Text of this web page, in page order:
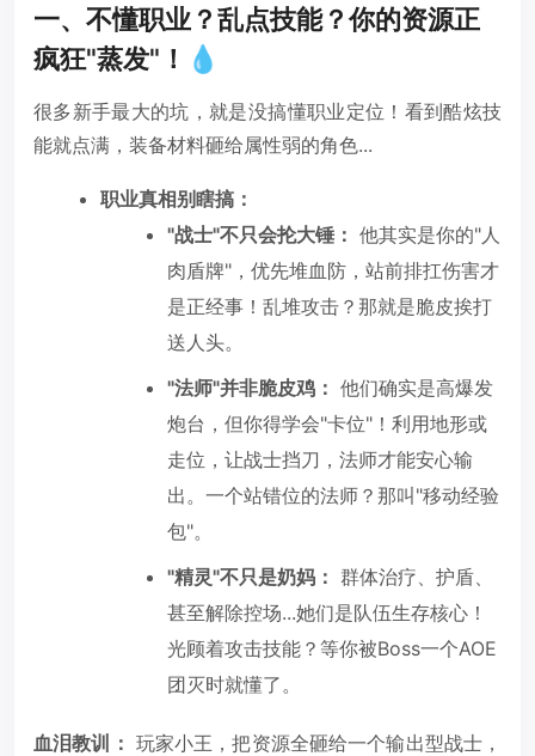
一、不懂职业？乱点技能？你的资源正
疯狂"蒸发"！💧
很多新手最大的坑，就是没搞懂职业定位！看到酷炫技
能就点满，装备材料砸给属性弱的角色...
职业真相别瞎搞：
"战士"不只会抡大锤： 他其实是你的"人
肉盾牌"，优先堆血防，站前排扛伤害才
是正经事！乱堆攻击？那就是脆皮挨打
送人头。
"法师"并非脆皮鸡： 他们确实是高爆发
炮台，但你得学会"卡位"！利用地形或
走位，让战士挡刀，法师才能安心输
出。一个站错位的法师？那叫"移动经验
包"。
"精灵"不只是奶妈： 群体治疗、护盾、
甚至解除控场...她们是队伍生存核心！
光顾着攻击技能？等你被Boss一个AOE
团灭时就懂了。
血泪教训： 玩家小王，把资源全砸给一个输出型战士，